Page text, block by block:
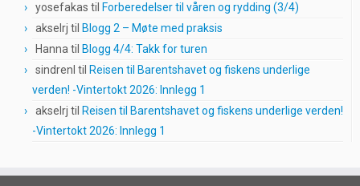
yosefakas til Forberedelser til våren og rydding (3/4)
akselrj til Blogg 2 – Møte med praksis
Hanna til Blogg 4/4: Takk for turen
sindrenl til Reisen til Barentshavet og fiskens underlige
verden! -Vintertokt 2026: Innlegg 1
akselrj til Reisen til Barentshavet og fiskens underlige verden!
-Vintertokt 2026: Innlegg 1